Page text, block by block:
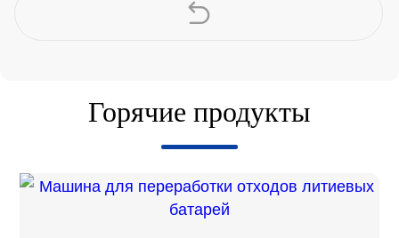
Горячие продукты